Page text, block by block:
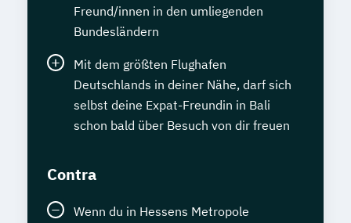
Freund/innen in den umliegenden
Bundesländern
Mit dem größten Flughafen
Deutschlands in deiner Nähe, darf sich
selbst deine Expat-Freundin in Bali
schon bald über Besuch von dir freuen
Contra
Wenn du in Hessens Metropole